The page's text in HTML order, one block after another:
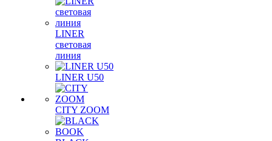
LINER
световая
линия
LINER U50
CITY ZOOM